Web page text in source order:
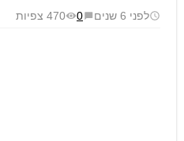
לפני 6 שנים 0 470 צפיות